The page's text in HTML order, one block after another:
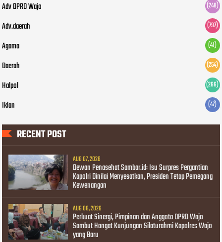
Adv DPRD Wajo (248)
Adv.daerah (797)
Agama (41)
Daerah (254)
Halpol (266)
Iklan (47)
RECENT POST
AUG 07, 2026
Dewan Penasehat Sambar.id: Isu Surpres Pergantian
Kapolri Dinilai Menyesatkan, Presiden Tetap Pemegang
Kewenangan
AUG 06, 2026
Perkuat Sinergi, Pimpinan dan Anggota DPRD Wajo
Sambut Hangat Kunjungan Silaturahmi Kapolres Wajo
yang Baru